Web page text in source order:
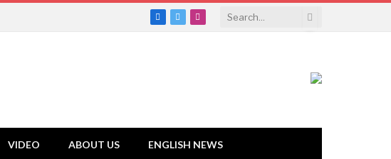
Facebook
TwitterInstagram
VIDEO ABOUT US ENGLISH NEWS